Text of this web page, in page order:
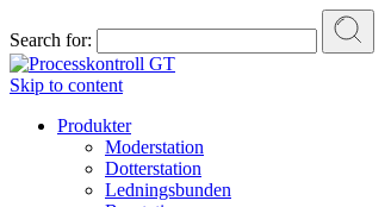
Search for:
Skip to content
Produkter
Moderstation
Dotterstation
Ledningsbunden